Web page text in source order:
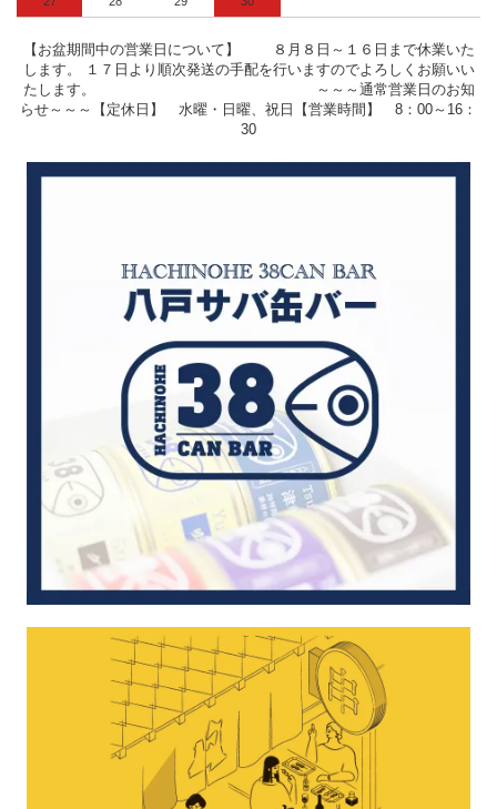
【お盆期間中の営業日について】 ８月８日～１６日まで休業いた
します。 １７日より順次発送の手配を行いますのでよろしくお願いい
たします。 ～～～通常営業日のお知
らせ～～～【定休日】 水曜・日曜、祝日【営業時間】 8：00～16：
30